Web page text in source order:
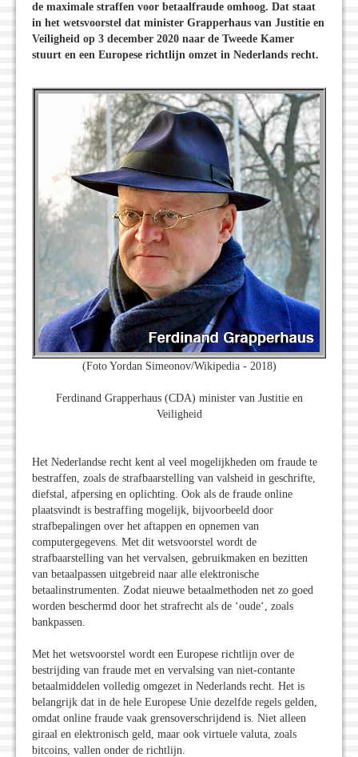
de maximale straffen voor betaalfraude omhoog. Dat staat
in het wetsvoorstel dat minister Grapperhaus van Justitie en
Veiligheid op 3 december 2020 naar de Tweede Kamer
stuurt en een Europese richtlijn omzet in Nederlands recht.
(Foto Yordan Simeonov/Wikipedia - 2018)
Ferdinand Grapperhaus (CDA) minister van Justitie en
Veiligheid
Het Nederlandse recht kent al veel mogelijkheden om fraude te
bestraffen, zoals de strafbaarstelling van valsheid in geschrifte,
diefstal, afpersing en oplichting. Ook als de fraude online
plaatsvindt is bestraffing mogelijk, bijvoorbeeld door
strafbepalingen over het aftappen en opnemen van
computergegevens. Met dit wetsvoorstel wordt de
strafbaarstelling van het vervalsen, gebruikmaken en bezitten
van betaalpassen uitgebreid naar alle elektronische
betaalinstrumenten. Zodat nieuwe betaalmethoden net zo goed
worden beschermd door het strafrecht als de ‘oude‘, zoals
bankpassen.
Met het wetsvoorstel wordt een Europese richtlijn over de
bestrijding van fraude met en vervalsing van niet-contante
betaalmiddelen volledig omgezet in Nederlands recht. Het is
belangrijk dat in de hele Europese Unie dezelfde regels gelden,
omdat online fraude vaak grensoverschrijdend is. Niet alleen
giraal en elektronisch geld, maar ook virtuele valuta, zoals
bitcoins, vallen onder de richtlijn.